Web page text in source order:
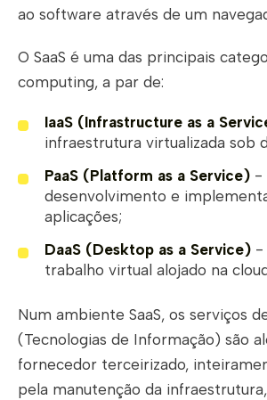
ao software através de um
O SaaS é uma das principais
computing, a par de:
IaaS (Infrastructure as a
infraestrutura virtualizada sob
PaaS (Platform as a Service) -
desenvolvimento e
aplicações;
DaaS (Desktop as a Service) -
trabalho virtual alojado na
Num ambiente SaaS, os serviços
(Tecnologias de Informação) são
fornecedor terceirizado,
pela manutenção da